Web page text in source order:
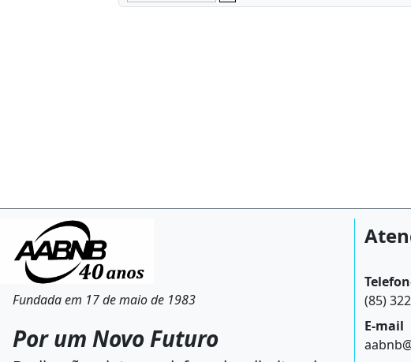
Fundada em 17 de maio de 1983
Por um Novo Futuro
(85)
E-mail